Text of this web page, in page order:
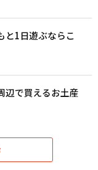
と1日遊ぶならこ
辺で買えるお土産